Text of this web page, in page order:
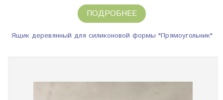
ПОДРОБНЕЕ
Ящик деревянный для силиконовой формы "Прямоугольник"